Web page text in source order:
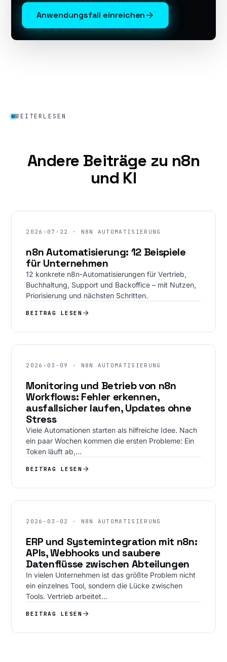
Anwendungsfall einreichen
WEITERLESEN
Andere Beiträge zu n8n
und KI
2026-07-22 · N8N AUTOMATISIERUNG
n8n Automatisierung: 12 Beispiele
für Unternehmen
12 konkrete n8n-Automatisierungen für Vertrieb,
Buchhaltung, Support und Backoffice – mit Nutzen,
Priorisierung und nächsten Schritten.
BEITRAG LESEN
2026-03-09 · N8N AUTOMATISIERUNG
Monitoring und Betrieb von n8n
Workflows: Fehler erkennen,
ausfallsicher laufen, Updates ohne
Stress
Viele Automationen starten als hilfreiche Idee. Nach
ein paar Wochen kommen die ersten Probleme: Ein
Token läuft ab,…
BEITRAG LESEN
2026-03-02 · N8N AUTOMATISIERUNG
ERP und Systemintegration mit n8n:
APIs, Webhooks und saubere
Datenflüsse zwischen Abteilungen
In vielen Unternehmen ist das größte Problem nicht
ein einzelnes Tool, sondern die Lücke zwischen
Tools. Vertrieb arbeitet…
BEITRAG LESEN